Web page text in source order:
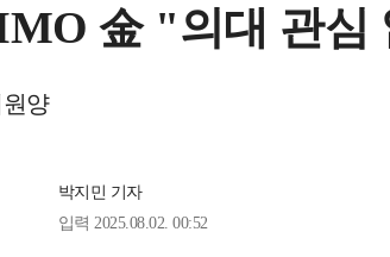
金 "의대 관심
양
박지민 기자
입력 2025.08.02. 00:52